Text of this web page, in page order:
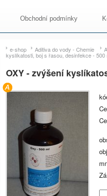
Obchodní podmínky
e-shop Aditiva do vody - Chemie
kyslíkatosti, boj s řasou, desinfekce - 500
OXY - zvýšení